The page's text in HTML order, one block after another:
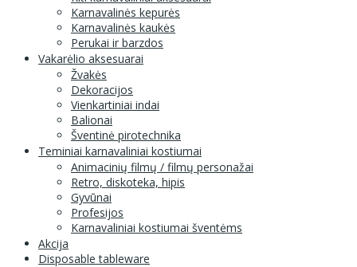
Karnavalinės kepurės
Karnavalinės kaukės
Perukai ir barzdos
Vakarėlio aksesuarai
Žvakės
Dekoracijos
Vienkartiniai indai
Balionai
Šventinė pirotechnika
Teminiai karnavaliniai kostiumai
Animacinių filmų / filmų personažai
Retro, diskoteka, hipis
Gyvūnai
Profesijos
Karnavaliniai kostiumai šventėms
Akcija
Disposable tableware